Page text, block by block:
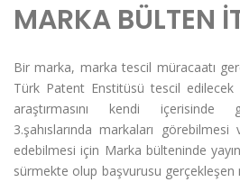
MARKA BÜLTEN
Bir marka, marka tescil müracaatı
Türk Patent Enstitüsü tescil edilecek
araştırmasını kendi içerisinde
3.şahıslarında markaları
edebilmesi için Marka bülteninde
sürmekte olup başvurusu